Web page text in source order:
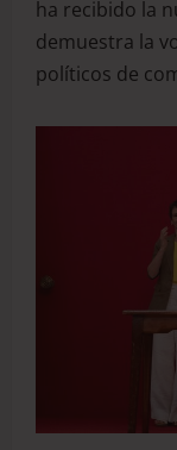
ha recibido la
demuestra la
políticos de